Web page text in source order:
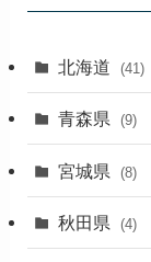
北海道 (41)
(27)
(2)
青森県 (9)
宮城県 (8)
秋田県 (4)